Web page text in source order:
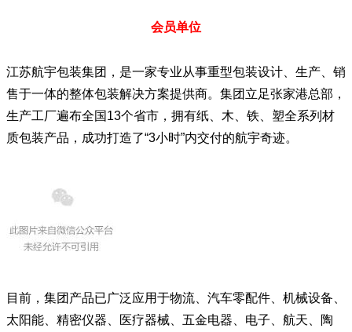
会员单位
江苏航宇包装集团，是一家专业从事重型包装设计、生产、销
售于一体的整体包装解决方案提供商。集团立足张家港总部，
生产工厂遍布全国13个省市，拥有纸、木、铁、塑全系列材
质包装产品，成功打造了“3小时”内交付的航宇奇迹。
目前，集团产品已广泛应用于物流、汽车零配件、机械设备、
太阳能、精密仪器、医疗器械、五金电器、电子、航天、陶